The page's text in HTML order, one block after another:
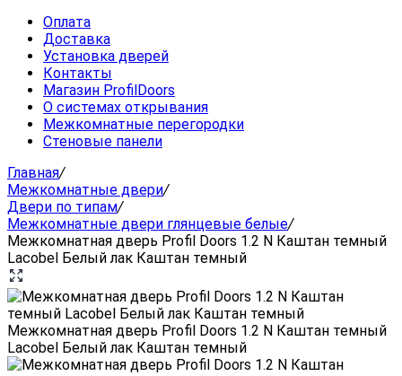
Оплата
Доставка
Установка дверей
Контакты
Магазин ProfilDoors
О системах открывания
Межкомнатные перегородки
Стеновые панели
Главная/
Межкомнатные двери/
Двери по типам/
Межкомнатные двери глянцевые белые/
Межкомнатная дверь Profil Doors 1.2 N Каштан темный
Lacobel Белый лак Каштан темный
Межкомнатная дверь Profil Doors 1.2 N Каштан темный
Lacobel Белый лак Каштан темный